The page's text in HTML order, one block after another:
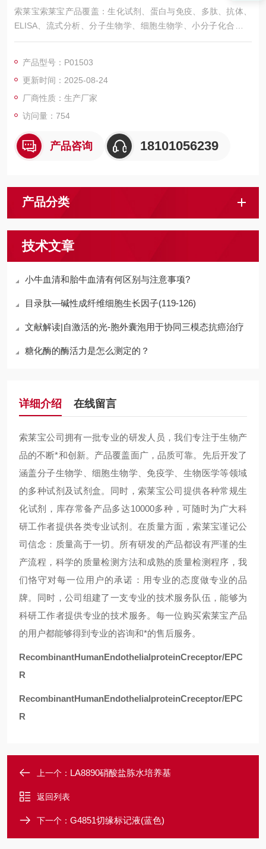
索莱宝索莱宝产品覆盖：生化试剂、蛋白与免疫、多肽、抗体、
ELISA、流式分析、分子生物学、细胞生物学、小分子化合物、
生化试剂盒、染色试剂、分析标准品、微生物培养、层析介质、
EndothelialproteinCreceptor/EPCR
产品型号：P01503
更新时间：2025-08-24
厂商性质：生产厂家
访问量：754
产品咨询 18101056239
产品分类
技术文章
小牛血清和胎牛血清有何区别与注意事项?
目录肽—碱性成纤维细胞生长因子(119-126)
文献解读|自激活的光-胞外囊泡用于协同三模态抗癌治疗
糖化酶的酶活力是怎么测定的？
详细介绍 在线留言
索莱宝公司拥有一批专业的研发人员，我们专注于生物产
品的不断*和创新。产品覆盖面广，品质可靠。先后开发了
涵盖分子生物学、细胞生物学、免疫学、生物医学等领域
的多种试剂及试剂盒。同时，索莱宝公司提供各种常规生
化试剂，库存常备产品多达10000多种，可随时为广大科
研工作者提供各类专业试剂。在质量方面，索莱宝谨记公
司信念：质量高于一切。所有研发的产品都设有严谨的生
产流程，科学的质量检测方法和成熟的质量检测程序，我
们恪守对每一位用户的承诺：用专业的态度做专业的品
牌。同时，公司组建了一支专业的技术服务队伍，能够为
科研工作者提供专业的技术服务。每一位购买索莱宝产品
的用户都能够得到专业的咨询和*的售后服务。
RecombinantHumanEndothelialproteinCreceptor/EPC
R
RecombinantHumanEndothelialproteinCreceptor/EPC
R
上一个： LA8890硝酸盐胨水培养基
返回列表
下一个： G4851切缘标记液(蓝色)